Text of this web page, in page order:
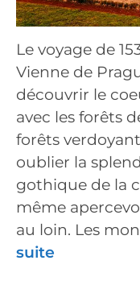
Le voyage de
Vienne de
découvrir le
avec les forêts
forêts
oublier la
gothique de la
même
au loin. Les
suite